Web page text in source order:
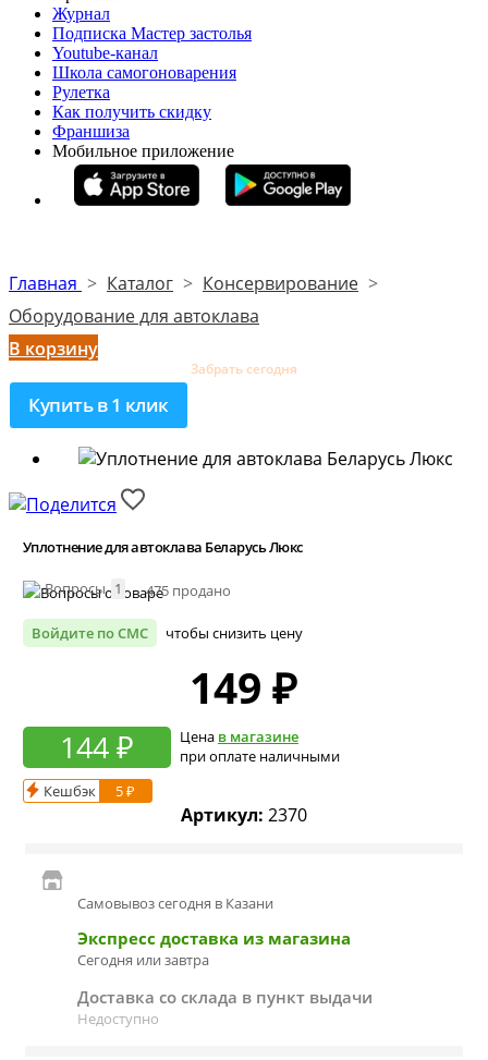
Журнал
Подписка Мастер застолья
Youtube-канал
Школа самогоноварения
Рулетка
Как получить скидку
Франшиза
Мобильное приложение
Главная > Каталог > Консервирование >
Оборудование для автоклава
В корзину
Забрать сегодня
Купить в 1 клик
Уплотнение для автоклава Беларусь Люкс
Вопросы 1 475 продано
Войдите по СМС чтобы снизить цену
149₽
144 ₽ Цена в магазине
при оплате наличными
Кешбэк
5 ₽
Артикул: 2370
Самовывоз сегодня в Казани
Экспресс доставка из магазина
Сегодня или завтра
Доставка со склада в пункт выдачи
Недоступно